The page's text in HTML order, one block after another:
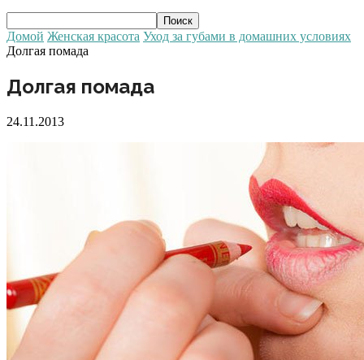
Домой Женская красота Уход за губами в домашних условиях
Долгая помада
Долгая помада
24.11.2013